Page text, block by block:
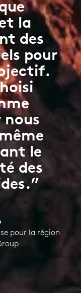
la
des
pour
le
des
pour la région